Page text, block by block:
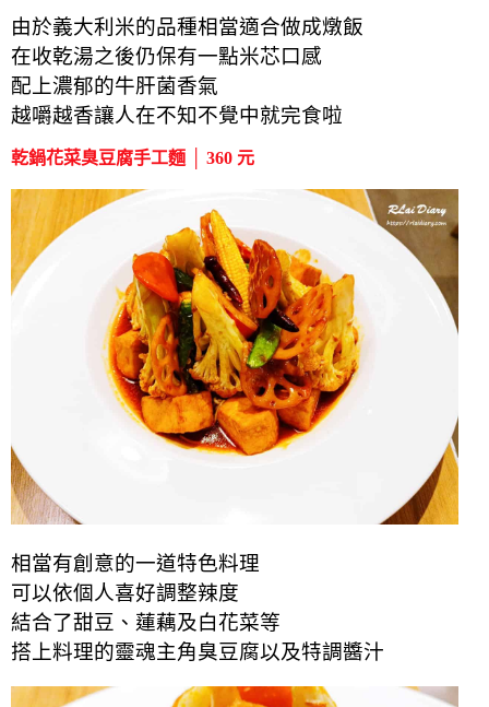
由於義大利米的品種相當適合做成燉飯
在收乾湯之後仍保有一點米芯口感
配上濃郁的牛肝菌香氣
越嚼越香讓人在不知不覺中就完食啦
乾鍋花菜臭豆腐手工麵 │ 360 元
相當有創意的一道特色料理
可以依個人喜好調整辣度
結合了甜豆、蓮藕及白花菜等
搭上料理的靈魂主角臭豆腐以及特調醬汁